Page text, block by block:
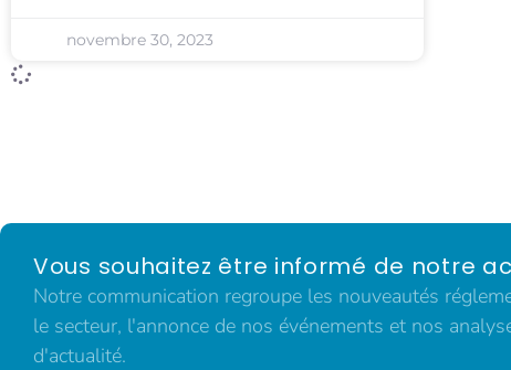
novembre 30, 2023
Vous souhaitez être informé de notre
Notre communication regroupe les nouveautés
le secteur, l'annonce de nos événements et nos
d'actualité.